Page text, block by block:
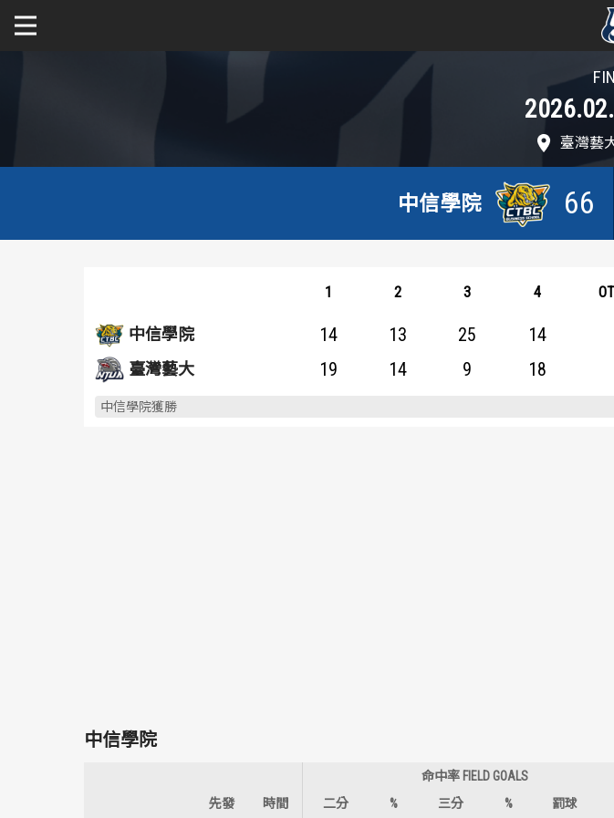
臺灣藝
中信學院 66
1 2 3 4 OT
中信學院 14 13 25 14
19 14 9 18
臺灣藝大
中信學院獲勝
中信學院
命中率 FIELD GOALS
先發
時間 二分 % 三分 % 罰球